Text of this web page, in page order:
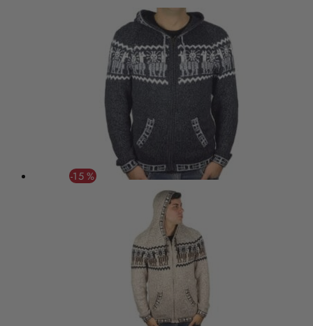
-15 %